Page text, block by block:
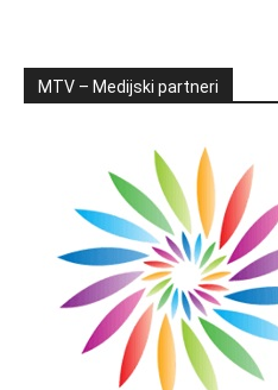
MTV – Medijski partneri